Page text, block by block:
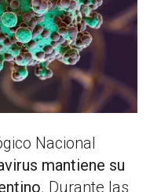
Nacional
mantiene su
. Durante las